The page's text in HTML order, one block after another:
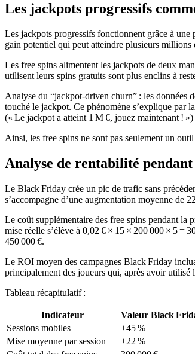
Les jackpots progressifs
Les jackpots progressifs fonctionnent grâce à
gain potentiel qui peut atteindre plusieurs millions
Les free spins alimentent les jackpots de deux
utilisent leurs spins gratuits sont plus enclins à
Analyse du “jackpot‑driven churn” : les données
touché le jackpot. Ce phénomène s’explique par
(« Le jackpot a atteint 1 M €, jouez maintenant !
Ainsi, les free spins ne sont pas seulement un
Analyse de rentabilité
Le Black Friday crée un pic de trafic sans
s’accompagne d’une augmentation moyenne de
Le coût supplémentaire des free spins pendant la
mise réelle s’élève à 0,02 € × 15 × 200 000 × 5 =
450 000 €.
Le ROI moyen des campagnes Black Friday
principalement des joueurs qui, après avoir utilisé
Tableau récapitulatif :
Indicateur
Valeur Black
Sessions mobiles
+45 %
Mise moyenne par session
+22 %